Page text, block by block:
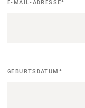
E-MAIL-ADRESSE*
Geburtsdatum
GEBURTSDATUM *